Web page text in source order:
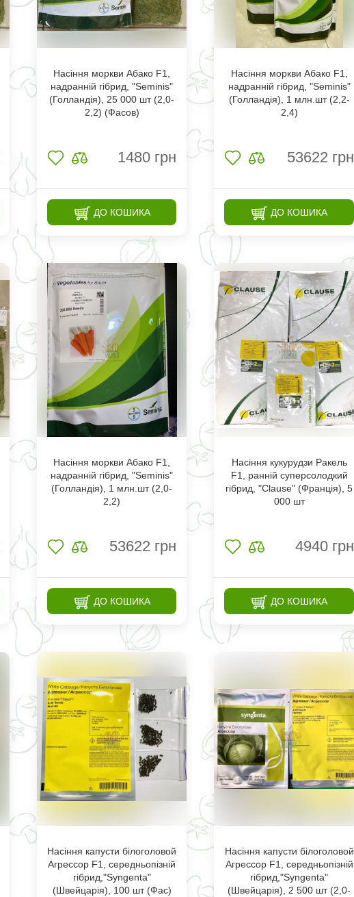
Насіння моркви Абако F1,
надранній гібрид, "Seminis"
(Голландія), 25 000 шт (2,0-
2,2) (Фасов)
1480 грн
ДО КОШИКА
Насіння моркви Абако F1,
надранній гібрид, "Seminis"
(Голландія), 1 млн.шт (2,2-
2,4)
53622 грн
ДО КОШИКА
Насіння моркви Абако F1,
надранній гібрид, "Seminis"
(Голландія), 1 млн.шт (2,0-
2,2)
53622 грн
ДО КОШИКА
Насіння кукурудзи Ракель
F1, ранній суперсолодкий
гібрид, "Clause" (Франція), 5
000 шт
4940 грн
ДО КОШИКА
Насіння капусти білоголовой
Агрессор F1, середньопізній
гібрид,"Syngenta"
(Швейцарія), 100 шт (Фас)
Насіння капусти білоголовой
Агрессор F1, середньопізній
гібрид,"Syngenta"
(Швейцарія), 2 500 шт (2,0-